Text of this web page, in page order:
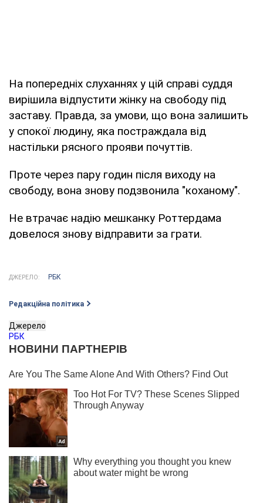
На попередніх слуханнях у цій справі суддя
вирішила відпустити жінку на свободу під
заставу. Правда, за умови, що вона залишить
у спокої людину, яка постраждала від
настільки рясного прояви почуттів.
Проте через пару годин після виходу на
свободу, вона знову подзвонила "коханому".
Не втрачає надію мешканку Роттердама
довелося знову відправити за грати.
ДЖЕРЕЛО: РБК
Редакційна політика
Джерело
РБК